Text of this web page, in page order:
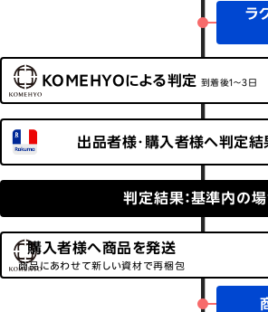
ラ
KOMEHYOによる判定 到着後1～3日
出品者様・購入者様へ判定
判定結果：基準内の
購入者様へ商品を発送
商品にあわせて新しい資材で再梱包